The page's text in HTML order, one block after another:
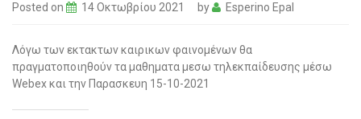
Posted on 14 Οκτωβρίου 2021 by Esperino Epal
Λόγω των εκτακτων καιρικων φαινομένων θα
πραγματοποιηθούν τα μαθηματα μεσω τηλεκπαίδευσης μέσω
Webex και την Παρασκευη 15-10-2021